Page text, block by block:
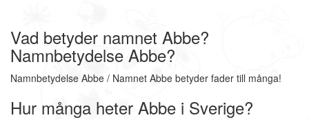
Vad betyder namnet Abbe?
Namnbetydelse Abbe?
Namnbetydelse Abbe / Namnet Abbe betyder fader till många!
Hur många heter Abbe i Sverige?